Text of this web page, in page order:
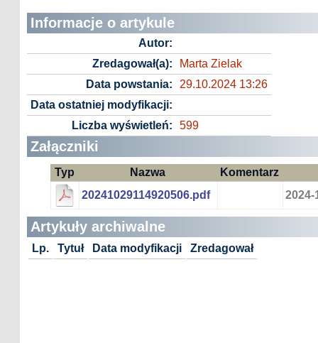
Informacje o artykule
Autor:
Zredagował(a):
Marta Zielak
Data powstania:
29.10.2024 13:26
Data ostatniej modyfikacji:
Liczba wyświetleń:
599
Załączniki
Typ Nazwa
Komentarz
20241029114920506.pdf
2024-
Artykuły archiwalne
Lp. Tytuł Data modyfikacji Zredagował